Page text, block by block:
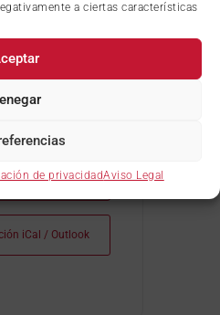
a ciertas características
de privacidadAviso Legal
https://camaratoledo.com
Calendar
iCal / Outlook